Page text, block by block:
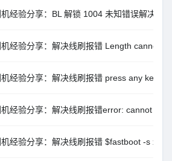
经验分享：BL 解锁 1004 未知错误解决方法
经验分享：解决线刷报错 Length cannot
经验分享：解决线刷报错 press any key to
经验分享：解决线刷报错error: cannot load
经验分享：解决线刷报错 $fastboot -s